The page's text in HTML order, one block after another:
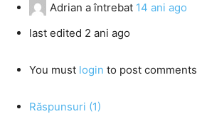
Adrian a întrebat 14 ani ago
last edited 2 ani ago
You must login to post comments
Răspunsuri (1)